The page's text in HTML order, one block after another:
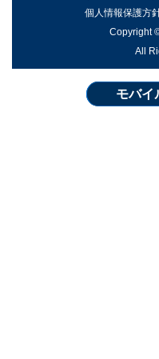
個人情報保護方
Copyright
All
モバイ